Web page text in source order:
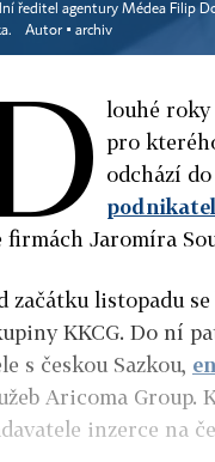
ředitel agentury Médea Filip
Autor ▪ archiv
louhé roky
pro
odchází
firmách Jaromíra
začátku listopadu
KKCG. Do ní
s českou Sazkou,
Aricoma Group.
inzerce na